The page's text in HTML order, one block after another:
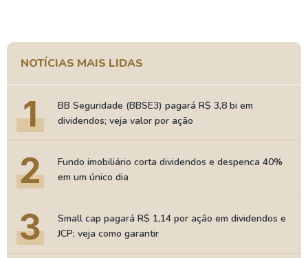
NOTÍCIAS MAIS LIDAS
1
BB Seguridade (BBSE3) pagará R$ 3,8 bi em
dividendos; veja valor por ação
2
Fundo imobiliário corta dividendos e despenca 40%
em um único dia
3
Small cap pagará R$ 1,14 por ação em dividendos e
JCP; veja como garantir